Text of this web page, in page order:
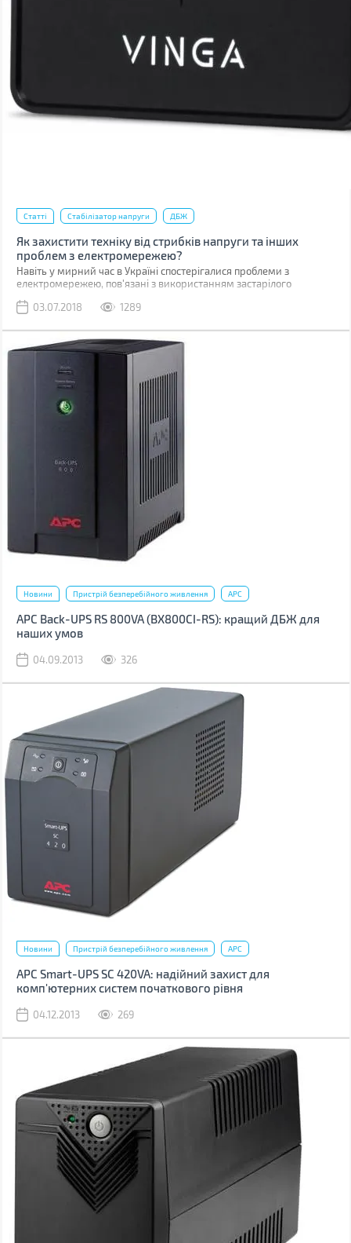
Статті Стабілізатор напруги ДБЖ
Як захистити техніку від стрибків напруги та інших
проблем з електромережею?
Навіть у мирний час в Україні спостерігалися проблеми з
електромережею, пов'язані з використанням застарілого
погіршилась через регулярні атаки на нашу енергетичну
03.07.2018 1289
Новини Пристрій безперебійного живлення APC
APC Back-UPS RS 800VA (BX800CI-RS): кращий ДБЖ для
наших умов
04.09.2013 326
Новини Пристрій безперебійного живлення APC
APC Smart-UPS SC 420VA: надійний захист для
комп'ютерних систем початкового рівня
04.12.2013 269